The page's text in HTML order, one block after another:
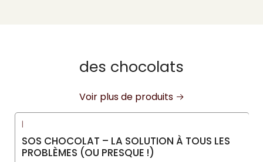
des chocolats
Voir plus de produits
-6%DÉSACTIVÉ
SOS CHOCOLAT – LA SOLUTION À TOUS LES
PROBLÈMES (OU PRESQUE !)